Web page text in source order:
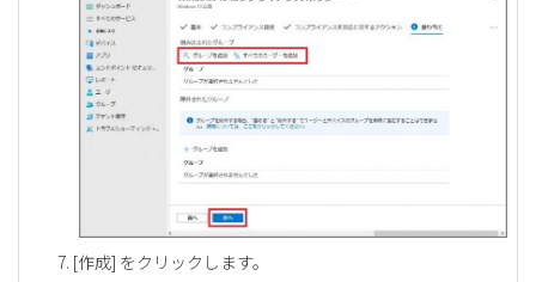
[作成] をクリックします。